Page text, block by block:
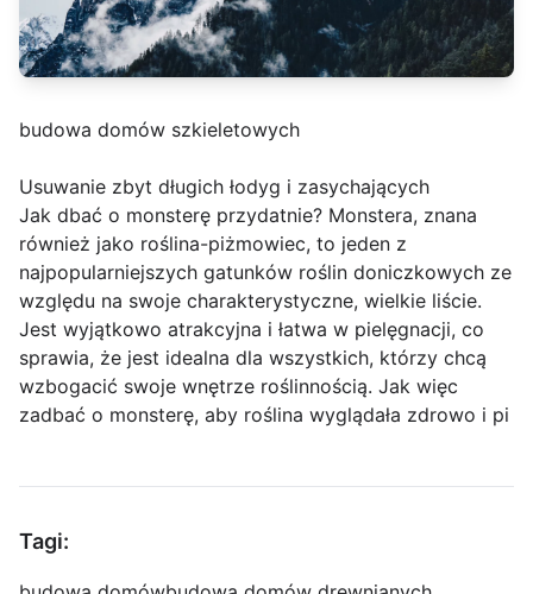
budowa domów szkieletowych
Usuwanie zbyt długich łodyg i zasychających
Jak dbać o monsterę przydatnie? Monstera, znana
również jako roślina-piżmowiec, to jeden z
najpopularniejszych gatunków roślin doniczkowych ze
względu na swoje charakterystyczne, wielkie liście.
Jest wyjątkowo atrakcyjna i łatwa w pielęgnacji, co
sprawia, że jest idealna dla wszystkich, którzy chcą
wzbogacić swoje wnętrze roślinnością. Jak więc
zadbać o monsterę, aby roślina wyglądała zdrowo i pi
Tagi: